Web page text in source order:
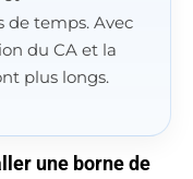
de temps. Avec
du CA et la
plus longs.
une borne de